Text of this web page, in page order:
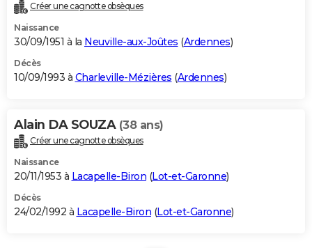
Créer une cagnotte obsèques
Naissance
30/09/1951 à la Neuville-aux-Joûtes (Ardennes)
Décès
10/09/1993 à Charleville-Mézières (Ardennes)
Alain DA SOUZA (38 ans)
Créer une cagnotte obsèques
Naissance
20/11/1953 à Lacapelle-Biron (Lot-et-Garonne)
Décès
24/02/1992 à Lacapelle-Biron (Lot-et-Garonne)